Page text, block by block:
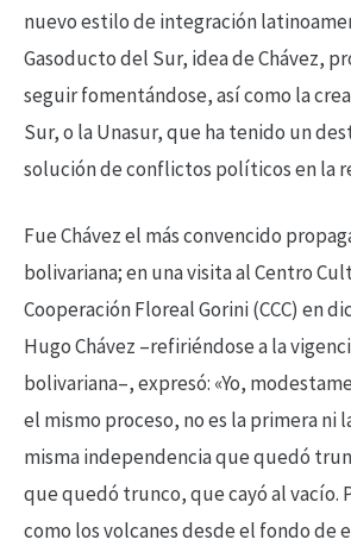
nuevo estilo de integración
Gasoducto del Sur, idea de Chávez,
seguir fomentándose, así como la
Sur, o la Unasur, que ha tenido un
solución de conflictos políticos en la
Fue Chávez el más convencido
bolivariana; en una visita al Centro
Cooperación Floreal Gorini (CCC) en
Hugo Chávez –refiriéndose a la
bolivariana–, expresó: «Yo,
el mismo proceso, no es la primera ni
misma independencia que quedó
que quedó trunco, que cayó al vacío.
como los volcanes desde el fondo de